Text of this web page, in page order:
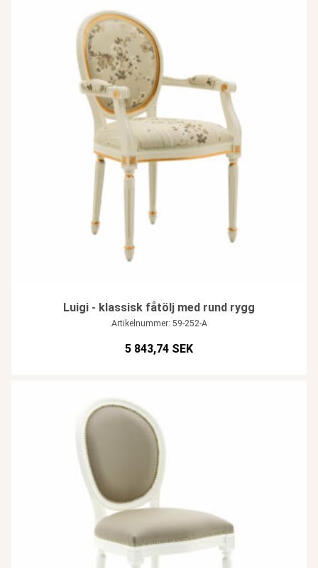
Luigi - klassisk fåtölj med rund rygg
Artikelnummer: 59-252-A
5 843,74 SEK